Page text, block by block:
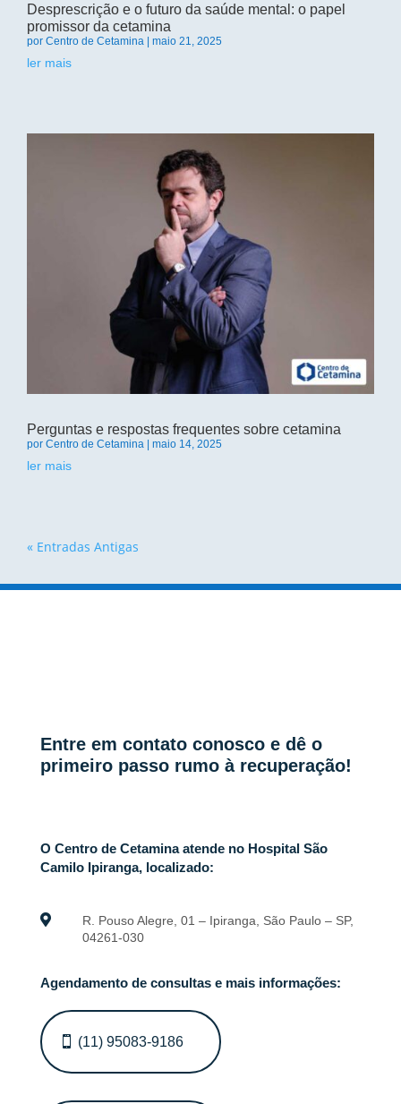
Desprescrição e o futuro da saúde mental: o papel
promissor da cetamina
por Centro de Cetamina maio 21, 2025
ler mais
Perguntas e respostas frequentes sobre cetamina
por Centro de Cetamina maio 14, 2025
ler mais
« Entradas Antigas
Entre em contato conosco e dê o
primeiro passo rumo à recuperação!
O Centro de Cetamina atende no Hospital São
Camilo Ipiranga, localizado:

R. Pouso Alegre, 01 – Ipiranga, São Paulo – SP,
04261-030
Agendamento de consultas e mais informações:
(11) 95083-9186